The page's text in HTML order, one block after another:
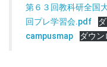
第６３回教科研全
回プレ学習会.pdf
campusmap
ダウン